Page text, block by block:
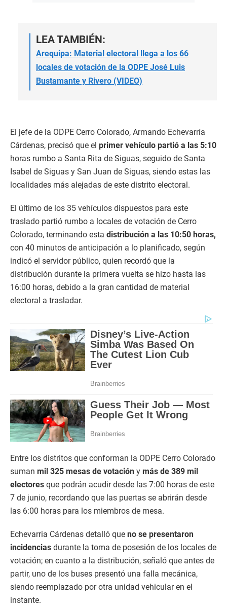
LEA TAMBIÉN:
Arequipa: Material electoral llega a los 66
locales de votación de la ODPE José Luis
Bustamante y Rivero (VIDEO)
El jefe de la ODPE Cerro Colorado, Armando Echevarría
Cárdenas, precisó que el primer vehículo partió a las 5:10
horas rumbo a Santa Rita de Siguas, seguido de Santa
Isabel de Siguas y San Juan de Siguas, siendo estas las
localidades más alejadas de este distrito electoral.
El último de los 35 vehículos dispuestos para este
traslado partió rumbo a locales de votación de Cerro
Colorado, terminando esta distribución a las 10:50 horas,
con 40 minutos de anticipación a lo planificado, según
indicó el servidor público, quien recordó que la
distribución durante la primera vuelta se hizo hasta las
16:00 horas, debido a la gran cantidad de material
electoral a trasladar.
Entre los distritos que conforman la ODPE Cerro Colorado
suman mil 325 mesas de votación y más de 389 mil
electores que podrán acudir desde las 7:00 horas de este
7 de junio, recordando que las puertas se abrirán desde
las 6:00 horas para los miembros de mesa.
Echevarria Cárdenas detalló que no se presentaron
incidencias durante la toma de posesión de los locales de
votación; en cuanto a la distribución, señaló que antes de
partir, uno de los buses presentó una falla mecánica,
siendo reemplazado por otra unidad vehicular en el
instante.